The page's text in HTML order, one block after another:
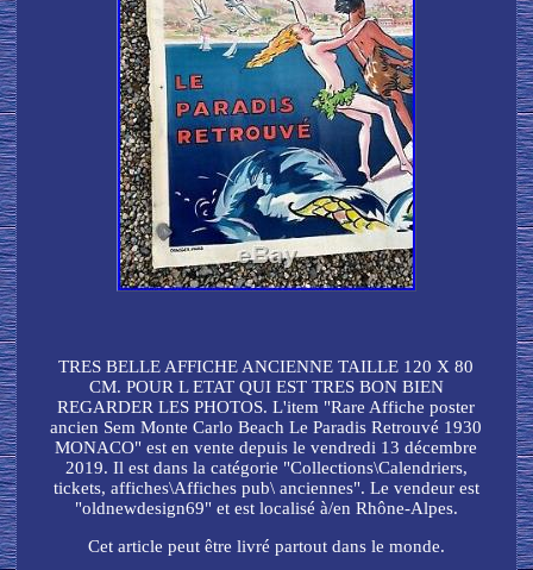
TRES BELLE AFFICHE ANCIENNE TAILLE 120 X 80
CM. POUR L ETAT QUI EST TRES BON BIEN
REGARDER LES PHOTOS. L'item "Rare Affiche poster
ancien Sem Monte Carlo Beach Le Paradis Retrouvé 1930
MONACO" est en vente depuis le vendredi 13 décembre
2019. Il est dans la catégorie "Collections\Calendriers,
tickets, affiches\Affiches pub\ anciennes". Le vendeur est
"oldnewdesign69" et est localisé à/en Rhône-Alpes.
Cet article peut être livré partout dans le monde.